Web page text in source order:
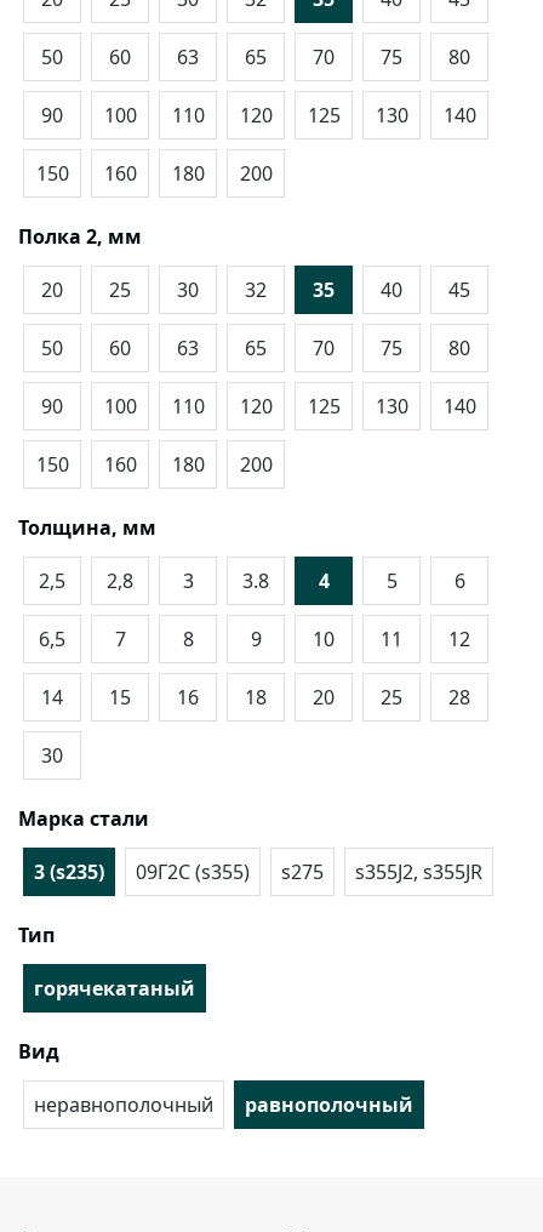
50 60 63 65 70 75 80
90 100 110 120 125 130 140
150 160 180 200
Полка 2, мм
20
25 30 32 35 40 45
50 60 63 65 70 75 80
90 100 110 120 125 130 140
150 160 180 200
Толщина, мм
2,5
2,8 3 3.8 4 5 6
6,5 7 8 9 10 11 12
14 15 16 18 20 25 28
30
Марка стали
3 (s235)
09Г2С (s355) s275 s355J2, s355JR
Тип
горячекатаный
Вид
неравнополочный
равнополочный